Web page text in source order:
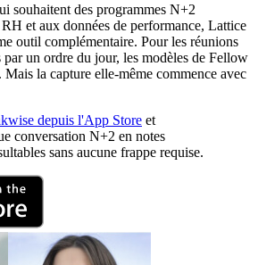
souhaitent des programmes N+2
et aux données de performance, Lattice
outil complémentaire. Pour les réunions
par un ordre du jour, les modèles de Fellow
la capture elle-même commence avec
depuis l'App Store et
conversation N+2 en notes
sans aucune frappe requise.